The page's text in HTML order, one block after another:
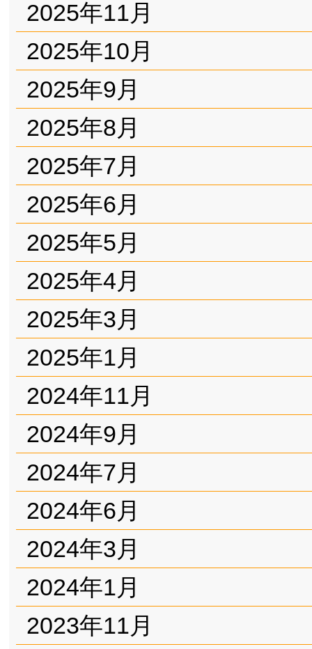
2025年11月
2025年10月
2025年9月
2025年8月
2025年7月
2025年6月
2025年5月
2025年4月
2025年3月
2025年1月
2024年11月
2024年9月
2024年7月
2024年6月
2024年3月
2024年1月
2023年11月